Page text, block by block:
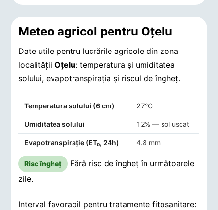
Meteo agricol pentru Oţelu
Date utile pentru lucrările agricole din zona
localitățiiOţelu: temperatura și umiditatea
solului, evapotranspirația și riscul de îngheț.
Temperatura solului (6 cm) 27°C
Umiditatea solului 12% — sol uscat
Evapotranspirație (ET₀, 24h) 4.8 mm
Risc îngheț
Fără risc de îngheț în următoarele
zile.
Interval favorabil pentru tratamente fitosanitare: